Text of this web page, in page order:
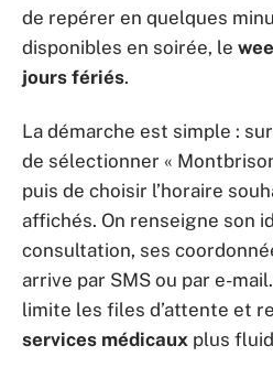
de repérer en quelques
disponibles en soirée, le
jours fériés.
La démarche est simple :
de sélectionner «
puis de choisir l’horaire
affichés. On renseigne son
consultation, ses
arrive par SMS ou par e-
limite les files d’attente et
services médicaux plus